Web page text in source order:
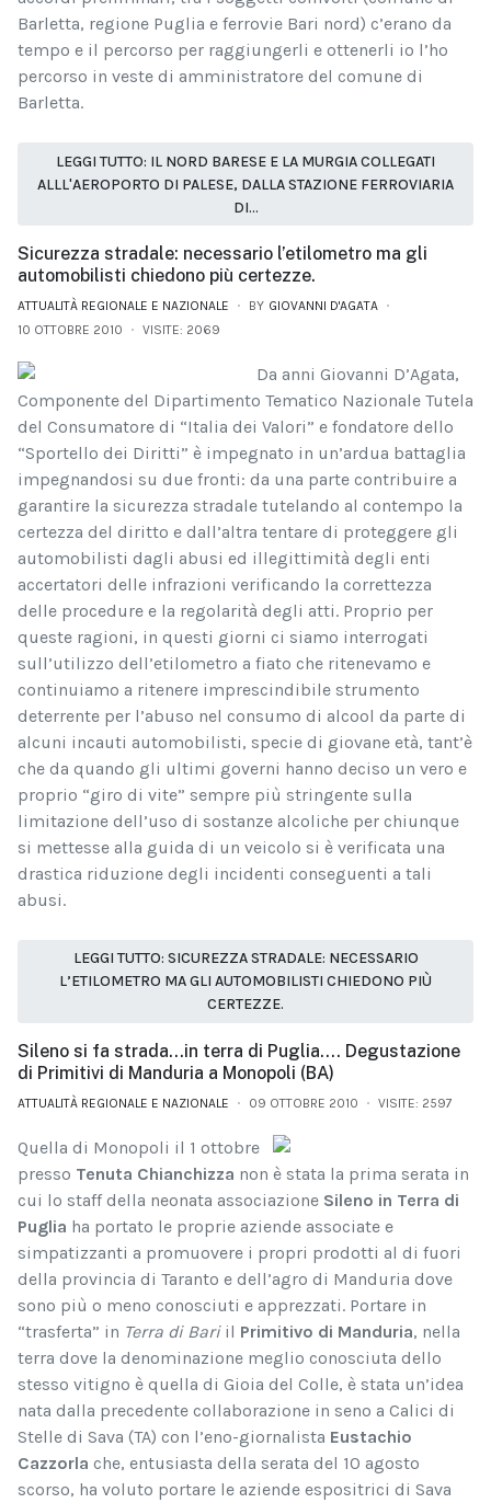
Barletta, regione Puglia e ferrovie Bari nord) c’erano da
tempo e il percorso per raggiungerli e ottenerli io l’ho
percorso in veste di amministratore del comune di
Barletta.
LEGGI TUTTO: IL NORD BARESE E LA MURGIA COLLEGATI
ALLL'AEROPORTO DI PALESE, DALLA STAZIONE FERROVIARIA
DI...
Sicurezza stradale: necessario l’etilometro ma gli
automobilisti chiedono più certezze.
ATTUALITÀ REGIONALE E NAZIONALE BY GIOVANNI D'AGATA
10 OTTOBRE 2010
VISITE: 2069
Da anni Giovanni D’Agata,
Componente del Dipartimento Tematico Nazionale Tutela
del Consumatore di “Italia dei Valori” e fondatore dello
“Sportello dei Diritti” è impegnato in un’ardua battaglia
impegnandosi su due fronti: da una parte contribuire a
garantire la sicurezza stradale tutelando al contempo la
certezza del diritto e dall’altra tentare di proteggere gli
automobilisti dagli abusi ed illegittimità degli enti
accertatori delle infrazioni verificando la correttezza
delle procedure e la regolarità degli atti. Proprio per
queste ragioni, in questi giorni ci siamo interrogati
sull’utilizzo dell’etilometro a fiato che ritenevamo e
continuiamo a ritenere imprescindibile strumento
deterrente per l’abuso nel consumo di alcool da parte di
alcuni incauti automobilisti, specie di giovane età, tant’è
che da quando gli ultimi governi hanno deciso un vero e
proprio “giro di vite” sempre più stringente sulla
limitazione dell’uso di sostanze alcoliche per chiunque
si mettesse alla guida di un veicolo si è verificata una
drastica riduzione degli incidenti conseguenti a tali
abusi.
LEGGI TUTTO: SICUREZZA STRADALE: NECESSARIO
L’ETILOMETRO MA GLI AUTOMOBILISTI CHIEDONO PIÙ
CERTEZZE.
Sileno si fa strada…in terra di Puglia…. Degustazione
di Primitivi di Manduria a Monopoli (BA)
ATTUALITÀ REGIONALE E NAZIONALE 09 OTTOBRE 2010 VISITE: 2597
Quella di Monopoli il 1 ottobre
presso Tenuta Chianchizza non è stata la prima serata in
cui lo staff della neonata associazione Sileno in Terra di
Puglia ha portato le proprie aziende associate e
simpatizzanti a promuovere i propri prodotti al di fuori
della provincia di Taranto e dell’agro di Manduria dove
sono più o meno conosciuti e apprezzati. Portare in
“trasferta” in Terra di Bariil Primitivo di Manduria, nella
terra dove la denominazione meglio conosciuta dello
stesso vitigno è quella di Gioia del Colle, è stata un’idea
nata dalla precedente collaborazione in seno a Calici di
Stelle di Sava (TA) con l’eno-giornalista Eustachio
Cazzorla che, entusiasta della serata del 10 agosto
scorso, ha voluto portare le aziende espositrici di Sava